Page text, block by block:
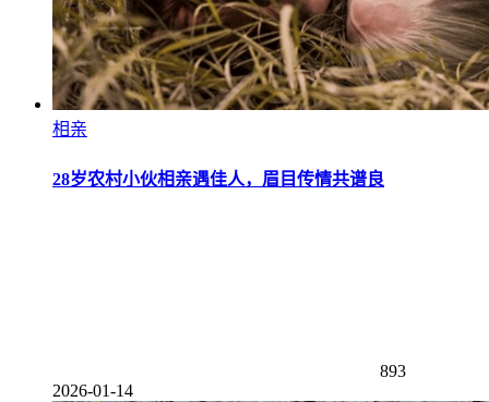
相亲
28岁农村小伙相亲遇佳人，眉目传情共谱良
893
2026-01-14